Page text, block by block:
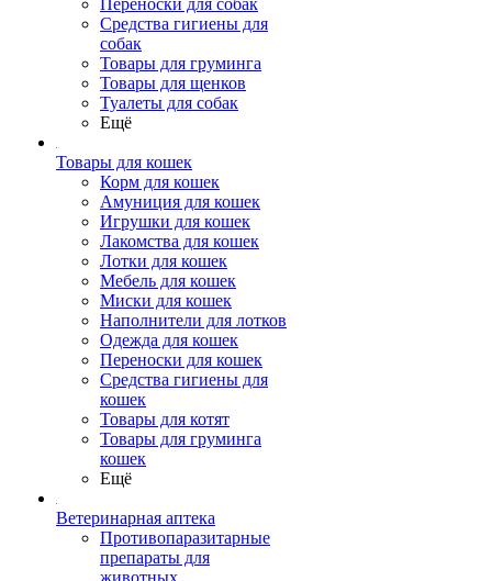
Переноски для собак
Средства гигиены для
собак
Товары для груминга
Товары для щенков
Туалеты для собак
Ещё
Товары для кошек
Корм для кошек
Амуниция для кошек
Игрушки для кошек
Лакомства для кошек
Лотки для кошек
Мебель для кошек
Миски для кошек
Наполнители для лотков
Одежда для кошек
Переноски для кошек
Средства гигиены для
кошек
Товары для котят
Товары для груминга
кошек
Ещё
Ветеринарная аптека
Противопаразитарные
препараты для
животных